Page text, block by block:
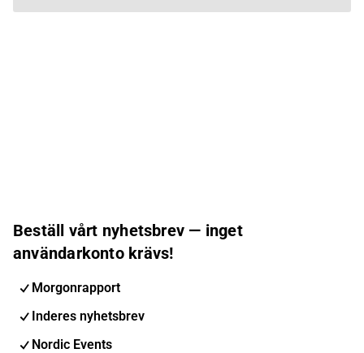
Beställ vårt nyhetsbrev — inget
användarkonto krävs!
Morgonrapport
Inderes nyhetsbrev
Nordic Events